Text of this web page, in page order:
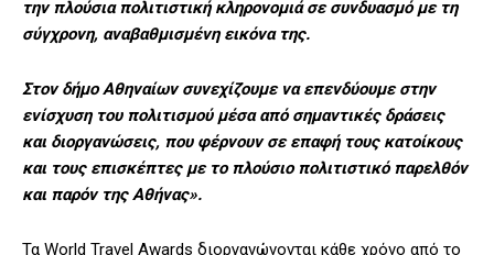
την πλούσια πολιτιστική κληρονομιά σε συνδυασμό με τη
σύγχρονη, αναβαθμισμένη εικόνα της.
Στον δήμο Αθηναίων συνεχίζουμε να επενδύουμε στην
ενίσχυση του πολιτισμού μέσα από σημαντικές δράσεις
και διοργανώσεις, που φέρνουν σε επαφή τους κατοίκους
και τους επισκέπτες με το πλούσιο πολιτιστικό παρελθόν
και παρόν της Αθήνας».
Τα World Travel Awards διοργανώνονται κάθε χρόνο από το